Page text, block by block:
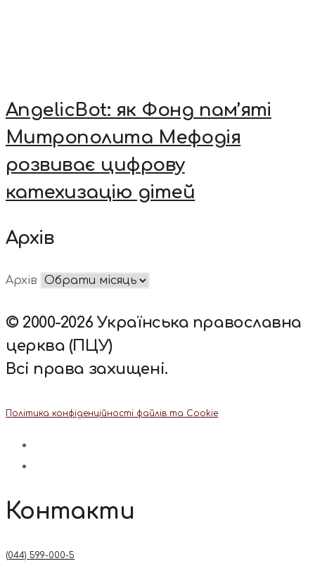
AngelicBot: як Фонд пам’яті
Митрополита Мефодія
розвиває цифрову
катехизацію дітей
Архів
Архів
© 2000-2026 Українська православна
церква (ПЦУ)
Всі права захищені.
Політика конфіденційності файлів та Cookie
Контакти
(044) 599-000-5